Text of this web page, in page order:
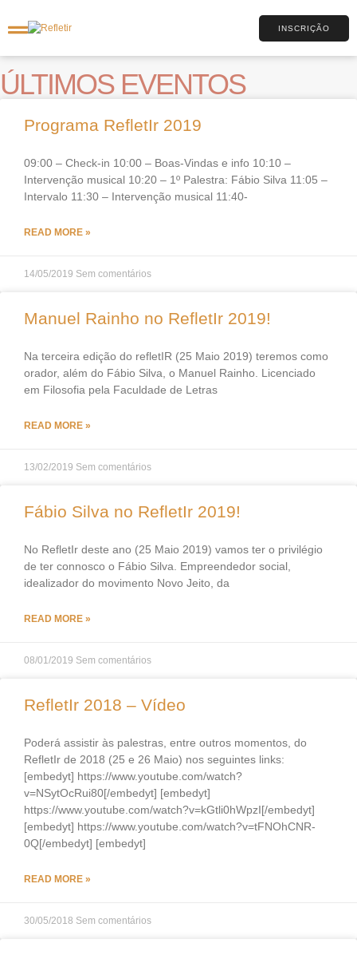
INSCRIÇÃO
ÚLTIMOS EVENTOS
Programa RefletIr 2019
09:00 – Check-in 10:00 – Boas-Vindas e info 10:10 –
Intervenção musical 10:20 – 1º Palestra: Fábio Silva 11:05 –
Intervalo 11:30 – Intervenção musical 11:40-
READ MORE »
14/05/2019 Sem comentários
Manuel Rainho no RefletIr 2019!
Na terceira edição do refletIR (25 Maio 2019) teremos como
orador, além do Fábio Silva, o Manuel Rainho. Licenciado
em Filosofia pela Faculdade de Letras
READ MORE »
13/02/2019 Sem comentários
Fábio Silva no RefletIr 2019!
No RefletIr deste ano (25 Maio 2019) vamos ter o privilégio
de ter connosco o Fábio Silva. Empreendedor social,
idealizador do movimento Novo Jeito, da
READ MORE »
08/01/2019 Sem comentários
RefletIr 2018 – Vídeo
Poderá assistir às palestras, entre outros momentos, do
RefletIr de 2018 (25 e 26 Maio) nos seguintes links:
[embedyt] https://www.youtube.com/watch?
v=NSytOcRui80[/embedyt] [embedyt]
https://www.youtube.com/watch?v=kGtli0hWpzI[/embedyt]
[embedyt] https://www.youtube.com/watch?v=tFNOhCNR-
0Q[/embedyt] [embedyt]
READ MORE »
30/05/2018 Sem comentários